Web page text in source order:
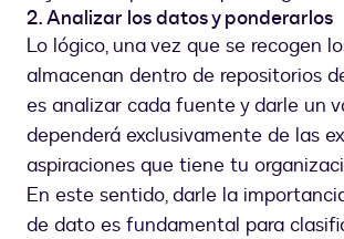
2. Analizar los datos y ponderarlos
Lo lógico, una vez que se recogen
almacenan dentro de repositorios
es analizar cada fuente y darle un
dependerá exclusivamente de las
aspiraciones que tiene tu
En este sentido, darle la
de dato es fundamental para